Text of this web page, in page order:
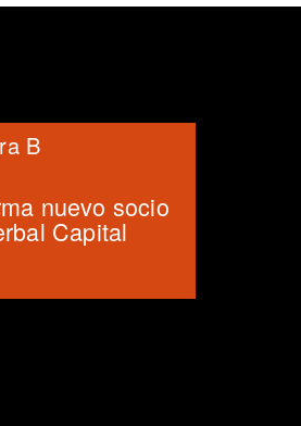
nuevo socio
Capital
B